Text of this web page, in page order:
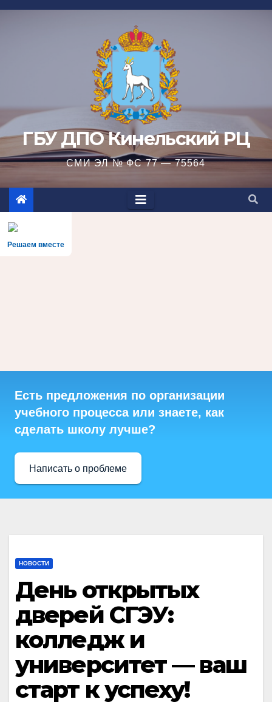
Перейти
ГБУ ДПО Кинельский РЦ
СМИ ЭЛ № ФС 77 — 75564
Решаем вместе
Есть предложения по организации
учебного процесса или знаете, как
сделать школу лучше?
Написать о проблеме
НОВОСТИ
День открытых
дверей СГЭУ:
колледж и
университет — ваш
старт к успеху!